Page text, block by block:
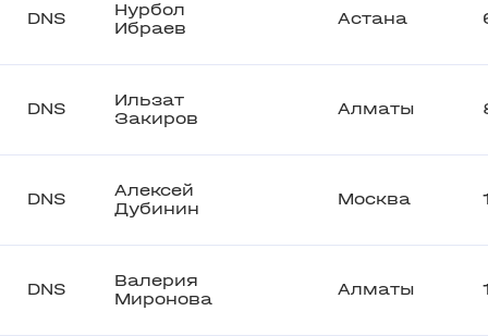
DNS
Нурбол
Ибраев
Астана
DNS
Ильзат
Закиров
Алматы
DNS
Алексей
Дубинин
Москва
DNS
Валерия
Миронова
Алматы